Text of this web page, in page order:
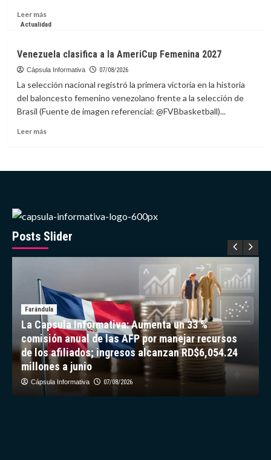
paneles
la
EEI
Leer másLeer
más
renueva
con
Madrid
hasta
Actualidad
Venezuela clasifica a la AmeriCup Femenina 2027
Cápsula Informativa 07/08/2026
La selección nacional registró la primera victoria en la historia
del baloncesto femenino venezolano frente a la selección de
Brasil (Fuente de imagen referencial: @FVBbasketball)...
Leer másLeer
Femenina
2027
Posts Slider
Farándula
La Capsula Informativa: Aumenta un 33 %
comisión anual de las AFP por manejar recursos
de los afiliados; ingresos alcanzan RD$6,054.24
millones a junio
Cápsula Informativa 07/08/2026